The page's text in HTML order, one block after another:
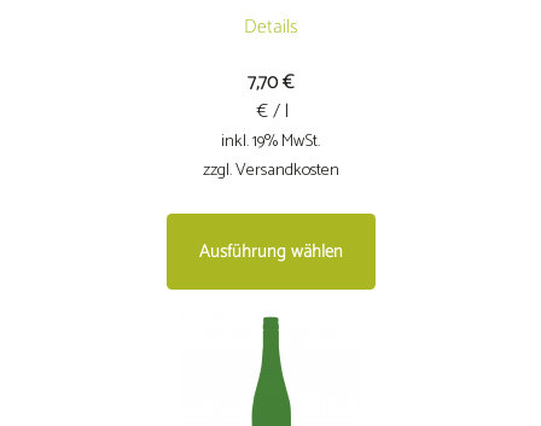
Details
7,70€
€ / l
inkl. 19% MwSt.
zzgl. Versandkosten
Ausführung wählen
Dieses
weist